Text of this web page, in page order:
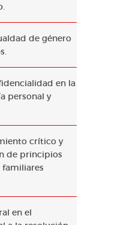
de género
en la
personal y
crítico y
de principios
en el